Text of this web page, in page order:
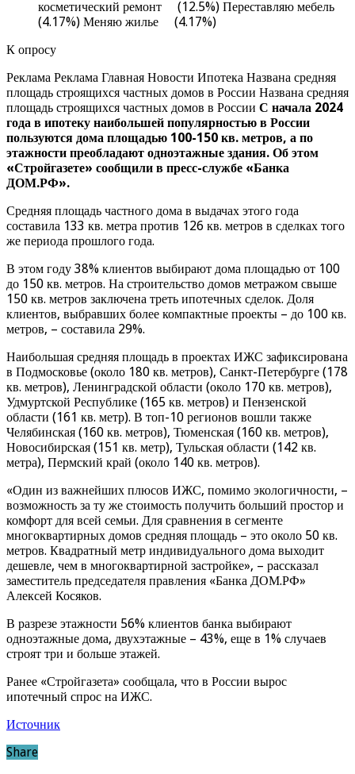
косметический ремонт (12.5%) Переставляю мебель
(4.17%) Меняю жилье (4.17%)
К опросу
Реклама Реклама Главная Новости Ипотека Названа средняя
площадь строящихся частных домов в России Названа средняя
площадь строящихся частных домов в России С начала 2024
года в ипотеку наибольшей популярностью в России
пользуются дома площадью 100-150 кв. метров, а по
этажности преобладают одноэтажные здания. Об этом
«Стройгазете» сообщили в пресс-службе «Банка
ДОМ.РФ».
Средняя площадь частного дома в выдачах этого года
составила 133 кв. метра против 126 кв. метров в сделках того
же периода прошлого года.
В этом году 38% клиентов выбирают дома площадью от 100
до 150 кв. метров. На строительство домов метражом свыше
150 кв. метров заключена треть ипотечных сделок. Доля
клиентов, выбравших более компактные проекты – до 100 кв.
метров, – составила 29%.
Наибольшая средняя площадь в проектах ИЖС зафиксирована
в Подмосковье (около 180 кв. метров), Санкт-Петербурге (178
кв. метров), Ленинградской области (около 170 кв. метров),
Удмуртской Республике (165 кв. метров) и Пензенской
области (161 кв. метр). В топ-10 регионов вошли также
Челябинская (160 кв. метров), Тюменская (160 кв. метров),
Новосибирская (151 кв. метр), Тульская области (142 кв.
метра), Пермский край (около 140 кв. метров).
«Один из важнейших плюсов ИЖС, помимо экологичности, –
возможность за ту же стоимость получить больший простор и
комфорт для всей семьи. Для сравнения в сегменте
многоквартирных домов средняя площадь – это около 50 кв.
метров. Квадратный метр индивидуального дома выходит
дешевле, чем в многоквартирной застройке», – рассказал
заместитель председателя правления «Банка ДОМ.РФ»
Алексей Косяков.
В разрезе этажности 56% клиентов банка выбирают
одноэтажные дома, двухэтажные – 43%, еще в 1% случаев
строят три и больше этажей.
Ранее «Стройгазета» сообщала, что в России вырос
ипотечный спрос на ИЖС.
Источник
Share